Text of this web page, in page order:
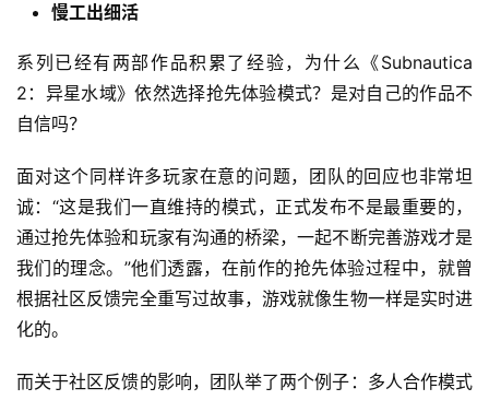
慢工出细活
系列已经有两部作品积累了经验，为什么《Subnautica
2：异星水域》依然选择抢先体验模式？是对自己的作品不
自信吗？
面对这个同样许多玩家在意的问题，团队的回应也非常坦
诚：“这是我们一直维持的模式，正式发布不是最重要的，
通过抢先体验和玩家有沟通的桥梁，一起不断完善游戏才是
我们的理念。”他们透露，在前作的抢先体验过程中，就曾
根据社区反馈完全重写过故事，游戏就像生物一样是实时进
化的。
而关于社区反馈的影响，团队举了两个例子：多人合作模式